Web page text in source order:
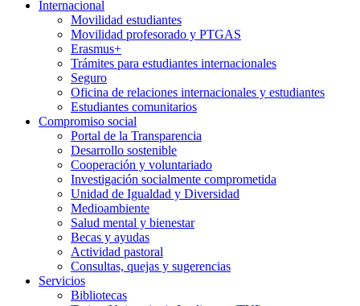
Internacional
Movilidad estudiantes
Movilidad profesorado y PTGAS
Erasmus+
Trámites para estudiantes internacionales
Seguro
Oficina de relaciones internacionales y estudiantes
Estudiantes comunitarios
Compromiso social
Portal de la Transparencia
Desarrollo sostenible
Cooperación y voluntariado
Investigación socialmente comprometida
Unidad de Igualdad y Diversidad
Medioambiente
Salud mental y bienestar
Becas y ayudas
Actividad pastoral
Consultas, quejas y sugerencias
Servicios
Bibliotecas